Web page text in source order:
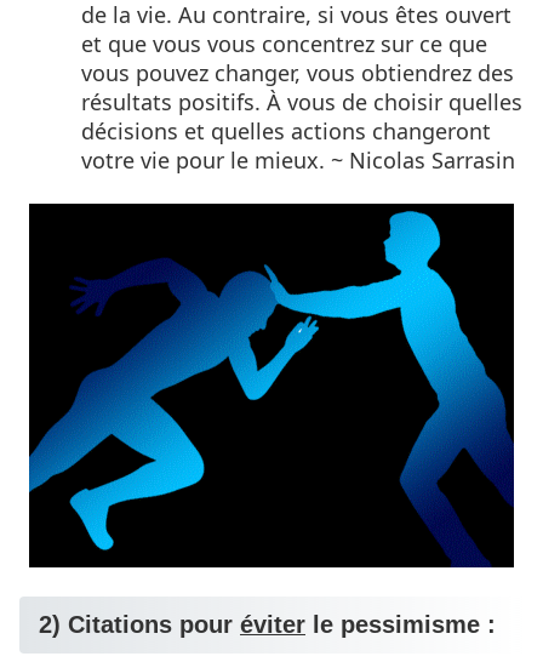
de la vie. Au contraire, si vous êtes ouvert
et que vous vous concentrez sur ce que
vous pouvez changer, vous obtiendrez des
résultats positifs. À vous de choisir quelles
décisions et quelles actions changeront
votre vie pour le mieux. ~ Nicolas Sarrasin
2) Citations pour éviter le pessimisme :